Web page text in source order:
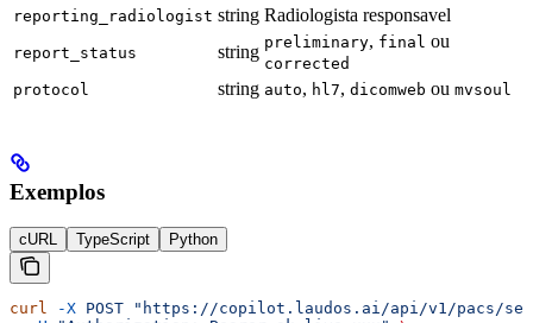
reporting_radiologist string Radiologista responsavel
report_status string preliminary, final ou
corrected
protocol
string auto, hl7, dicomweb ou mvsoul
Exemplos
cURL TypeScript Python
curl -X POST "https://copilot.laudos.ai/api/v1/pacs/